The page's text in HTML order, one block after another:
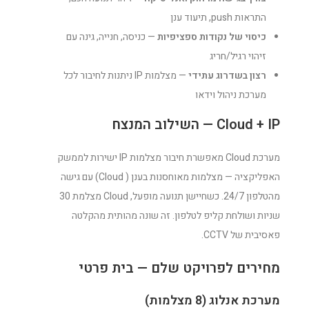
התראות push, תיעוד ענן
כיסוי של נקודות ספציפיות— כניסה, חנייה, גינה עם
זיהוי רגיל/חריג
רצון בשדרוג עתידי
— מצלמות IP ניתנות לחיבור לכל
מערכת ניהול וידאו
Cloud + IP — השילוב המנצח
מערכת Cloud מאפשרת חיבור מצלמות IP ישירות לממשק
האפליקציה — מצלמות מאוחסנות בענן ( Cloud) עם גישה
מהטלפון 24/7. כשחיישן תנועה מופעל, Cloud מצלמת 30
שניות ושולחת קליפ לטלפון. זה שונה מהותית מהקלטה
פאסיבית של CCTV.
מחירים לפרויקט שלם — בית פרטי
מערכת אנלוג (8 מצלמות)